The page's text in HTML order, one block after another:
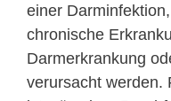
einer
chronische
Darmerkrankung
verursacht werden.